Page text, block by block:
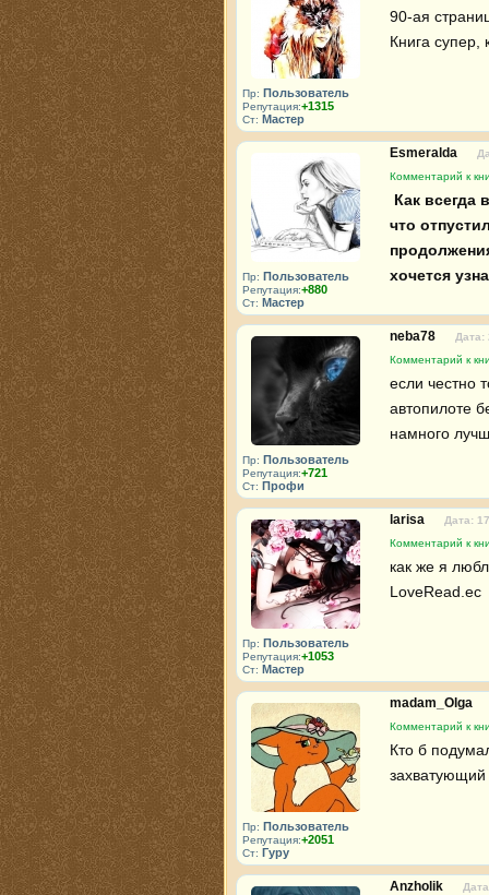
Пр: Пользователь
Репутация:+1315
Ст: Мастер
90-ая
Книга
Пр: Пользователь
Репутация:+880
Ст: Мастер
Esmeralda
Комментарий к
что
хочется
Пр: Пользователь
Репутация:+721
Ст: Профи
neba78
Дата:
Комментарий к
если честно
автопилоте
намного
Пр: Пользователь
Репутация:+1053
Ст: Мастер
larisa
Дата:
Комментарий к
как же я
LoveRead.ec
Пр: Пользователь
Репутация:+2051
Ст: Гуру
madam_Olga
Комментарий к
Кто б
Anzholik